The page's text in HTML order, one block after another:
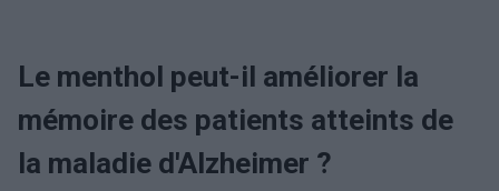
Le menthol peut-il améliorer la
mémoire des patients atteints de
la maladie d'Alzheimer ?